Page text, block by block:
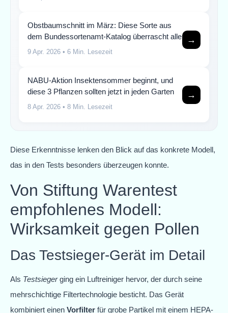
Obstbaumschnitt im März: Diese Sorte aus
dem Bundessortenamt-Katalog überrascht alle
9 Apr. 2026 • 6 Min. Lesezeit
→
NABU-Aktion Insektensommer beginnt, und
diese 3 Pflanzen sollten jetzt in jeden Garten
8 Apr. 2026 • 8 Min. Lesezeit
→
Diese Erkenntnisse lenken den Blick auf das konkrete Modell,
das in den Tests besonders überzeugen konnte.
Von Stiftung Warentest
empfohlenes Modell:
Wirksamkeit gegen Pollen
Das Testsieger-Gerät im Detail
Als Testsiegerging ein Luftreiniger hervor, der durch seine
mehrschichtige Filtertechnologie besticht. Das Gerät
kombiniert einen Vorfilter für grobe Partikel mit einem HEPA-